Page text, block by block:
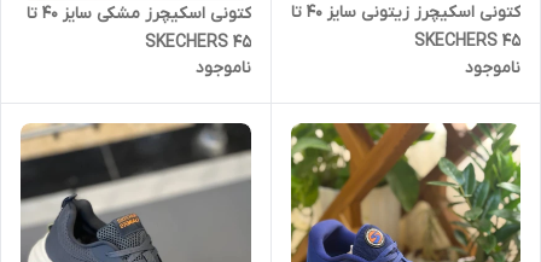
کتونی اسکیچرز زیتونی سایز 40 تا
45 SKECHERS
ناموجود
کتونی اسکیچرز مشکی سایز 40 تا
45 SKECHERS
ناموجود